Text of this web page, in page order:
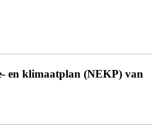
en klimaatplan (NEKP) van